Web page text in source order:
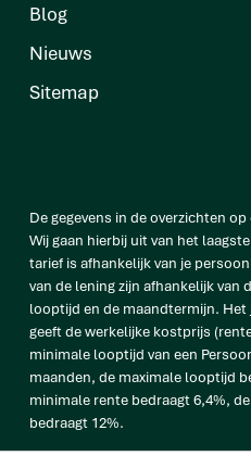
Blog
Nieuws
Sitemap
De gegevens in de overzichten
Wij gaan hierbij uit van het
tarief is afhankelijk van je
van de lening zijn afhankelijk van
looptijd en de maandtermijn.
geeft de werkelijke kostprijs
minimale looptijd van een
maanden, de maximale looptijd
minimale rente bedraagt 6,4%,
bedraagt 12%.